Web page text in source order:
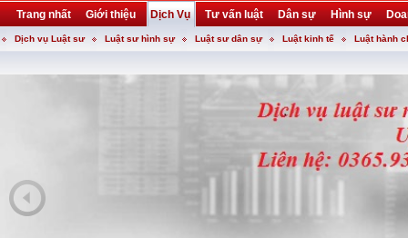
Trang nhất Giới thiệu Dịch Vụ Tư vấn luật Dân sự Hình sự
Khuyến mại Liên hệ forum utility
Dịch vụ Luật sư Luật sư hình sự Luật sư dân sự Luật kinh tế Luật hành